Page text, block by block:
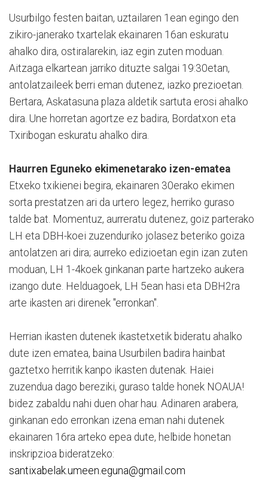
Usurbilgo festen baitan, uztailaren 1ean egingo den
zikiro-janerako txartelak ekainaren 16an eskuratu
ahalko dira, ostiralarekin, iaz egin zuten moduan.
Aitzaga elkartean jarriko dituzte salgai 19:30etan,
antolatzaileek berri eman dutenez, iazko prezioetan.
Bertara, Askatasuna plaza aldetik sartuta erosi ahalko
dira. Une horretan agortze ez badira, Bordatxon eta
Txiribogan eskuratu ahalko dira.
Haurren Eguneko ekimenetarako izen-ematea
Etxeko txikienei begira, ekainaren 30erako ekimen
sorta prestatzen ari da urtero legez, herriko guraso
talde bat. Momentuz, aurreratu dutenez, goiz parterako
LH eta DBH-koei zuzenduriko jolasez beteriko goiza
antolatzen ari dira; aurreko edizioetan egin izan zuten
moduan, LH 1-4koek ginkanan parte hartzeko aukera
izango dute. Helduagoek, LH 5ean hasi eta DBH2ra
arte ikasten ari direnek "erronkan".
Herrian ikasten dutenek ikastetxetik bideratu ahalko
dute izen ematea, baina Usurbilen badira hainbat
gaztetxo herritik kanpo ikasten dutenak. Haiei
zuzendua dago bereziki, guraso talde honek NOAUA!
bidez zabaldu nahi duen ohar hau. Adinaren arabera,
ginkanan edo erronkan izena eman nahi dutenek
ekainaren 16ra arteko epea dute, helbide honetan
inskripzioa bideratzeko:
santixabelak.umeen.eguna@gmail.com